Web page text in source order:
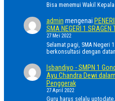
Bisa menemui Wakil
admin mengenai
SMA NEGERI 1
27 Mei 2022
Selamat pagi, SMA Negeri
berkonsultasi dengan
Isbandiyo - SMPN 1
Ayu Chandra Dewi
Penggerak
27 April 2022
Guru harus selalu